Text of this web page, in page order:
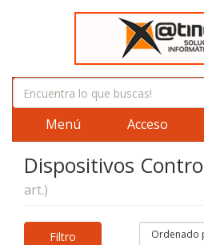
Menú Acceso
Dispositivos
art.)
Filtro